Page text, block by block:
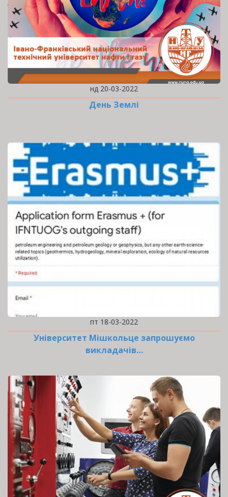
нд 20-03-2022
День Землі
пт 18-03-2022
Університет Мішкольце запрошуємо
викладачів…